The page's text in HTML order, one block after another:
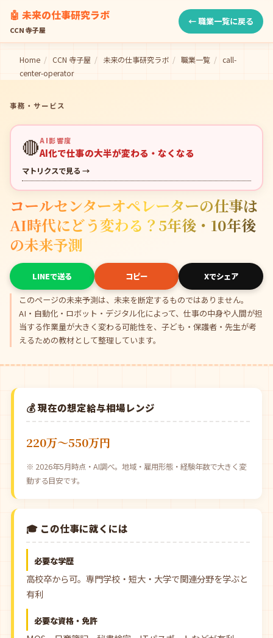
🤖 未来の仕事研究ラボ
CCN 寺子屋
← 職業一覧に戻る
Home / CCN 寺子屋 / 未来の仕事研究ラボ / 職業一覧 / call-
center-operator
事務・サービス
🔴AI影響度
AI化で仕事の大半が変わる・なくなる
マトリクスで見る →
コールセンターオペレーターの仕事は
AI時代にどう変わる？5年後・10年後
の未来予測
LINEで送る コピー Xでシェア
このページの未来予測は、未来を断定するものではありません。
AI・自動化・ロボット・デジタル化によって、仕事の中身や人間が担
当する作業量が大きく変わる可能性を、子ども・保護者・先生が考
えるための教材として整理しています。
💰 現在の想定給与相場レンジ
220万〜550万円
※ 2026年5月時点・AI調べ。地域・雇用形態・経験年数で大きく変
動する目安です。
🎓 この仕事に就くには
必要な学歴
高校卒から可。専門学校・短大・大学で関連分野を学ぶと
有利
必要な資格・免許